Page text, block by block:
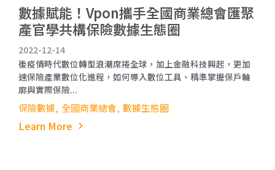
數據賦能！Vpon攜手全國商業總會匯聚
產官學共構保險數據生態圈
2022-12-14
後疫情時代數位轉型浪潮席捲全球，加上金融科技興起，更加
速保險產業數位化進程，如何導入數位工具、精準掌握保戶輪
廓與實際保險...
保險數據 全國商業總會 數據生態圈
Learn More